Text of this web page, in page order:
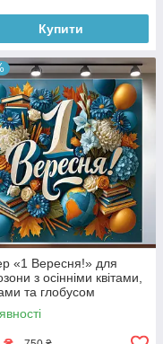
Купити
«1 Вересня!» для
з осінніми квітами,
та глобусом
№41119